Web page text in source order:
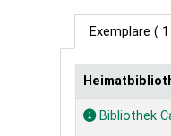
Exemplare (
Exemplare
Bibliothek